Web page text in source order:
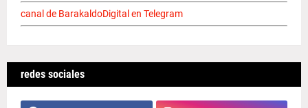
canal de BarakaldoDigital en Telegram
redes sociales